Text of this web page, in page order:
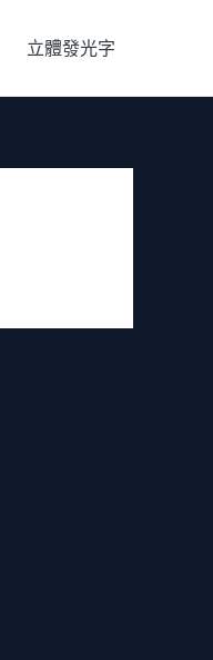
立體發光字